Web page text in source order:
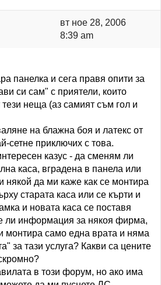
вт ное 28, 2006
8:39 am
панелка и сега правя опити за
си сам" с приятели, които
неща (аз самият съм гол и
на блажна боя и латекс от
сетне приключих с това.
казус - да сменям ли
каса, вградена в панела или
някой да ми каже как се монтира
старата каса или се кърти и
и новата каса се поставя
ли информация за някоя фирма,
монтира само една врата и няма
за тази услуга? Какви са цените
в този форум, но ако има